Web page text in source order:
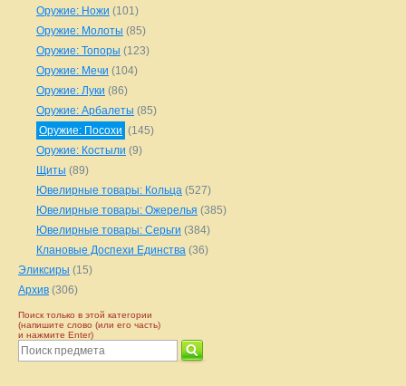
Оружие: Ножи (101)
Оружие: Молоты (85)
Оружие: Топоры (123)
Оружие: Мечи (104)
Оружие: Луки (86)
Оружие: Арбалеты (85)
Оружие: Посохи (145)
Оружие: Костыли (9)
Щиты (89)
Ювелирные товары: Кольца (527)
Ювелирные товары: Ожерелья (385)
Ювелирные товары: Серьги (384)
Клановые Доспехи Единства (36)
Эликсиры (15)
Архив (306)
Поиск только в этой категории
(напишите слово (или его часть)
и нажмите Enter)